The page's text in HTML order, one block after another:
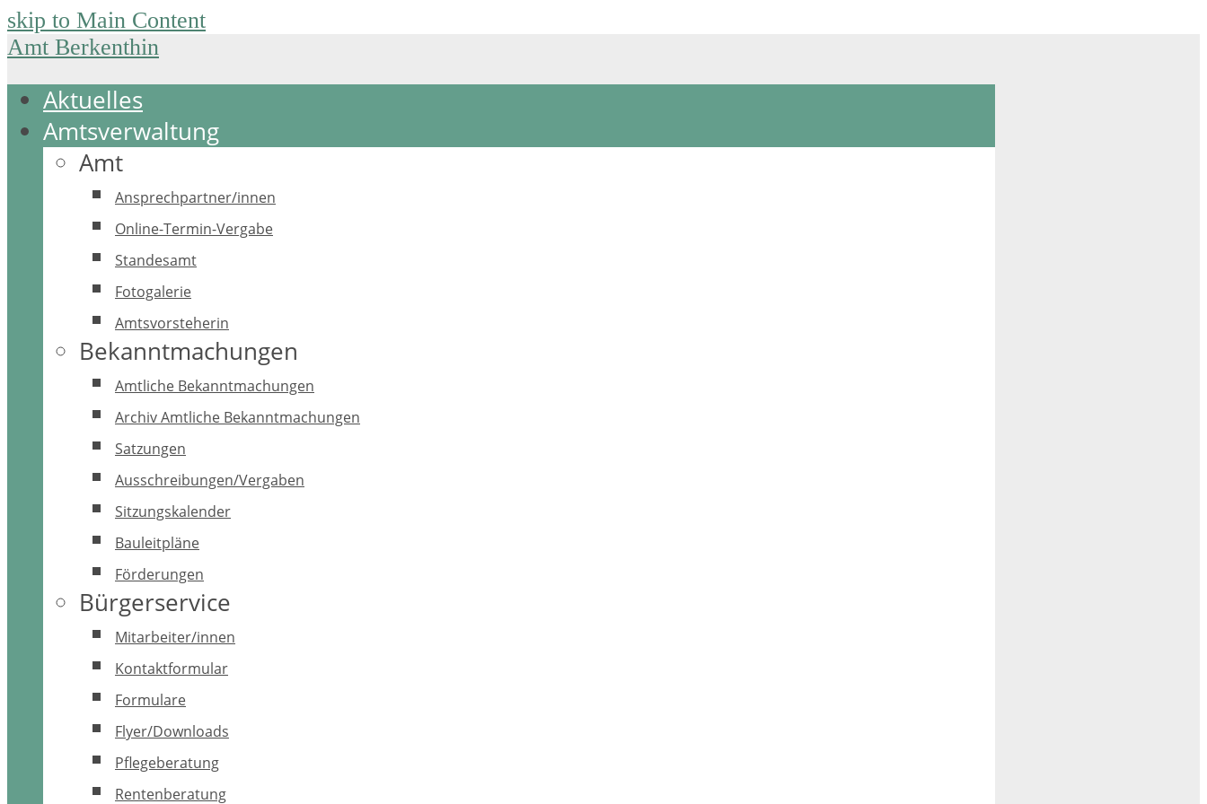
skip to Main Content
Amt Berkenthin
Aktuelles
Amtsverwaltung
Amt
Ansprechpartner/innen
Online-Termin-Vergabe
Standesamt
Fotogalerie
Amtsvorsteherin
Bekanntmachungen
Amtliche Bekanntmachungen
Archiv Amtliche Bekanntmachungen
Satzungen
Ausschreibungen/Vergaben
Sitzungskalender
Bauleitpläne
Förderungen
Bürgerservice
Mitarbeiter/innen
Kontaktformular
Formulare
Flyer/Downloads
Pflegeberatung
Rentenberatung